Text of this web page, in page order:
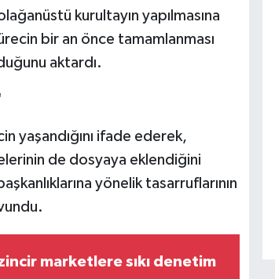
kurultayın yapılmasına
bir an önce tamamlanması
aktardı.
yaşandığını ifade ederek,
de dosyaya eklendiğini
yönelik tasarruflarının
marketlere sıkı denetim